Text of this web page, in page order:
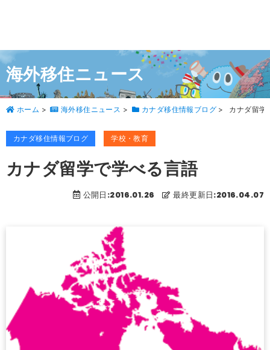
海外移住ニュース
ホーム > 海外移住ニュース > カナダ移住情報ブログ > カナダ留学
カナダ移住情報ブログ 学校・教育
カナダ留学で学べる言語
公開日:2016.01.26 最終更新日:2016.04.07